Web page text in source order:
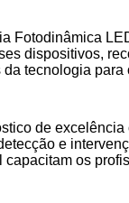
Fotodinâmica
dispositivos,
tecnologia
de
e
os